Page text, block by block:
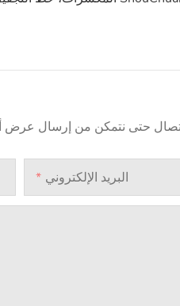
البريد الإلكتروني